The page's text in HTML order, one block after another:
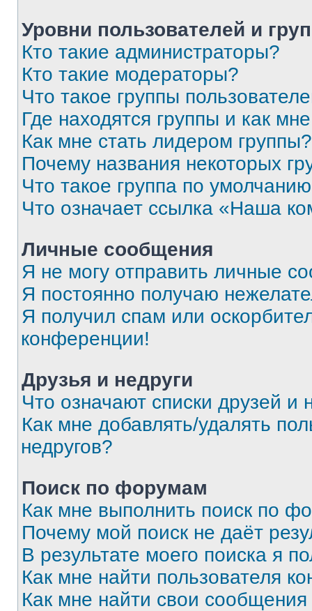
Уровни пользователей и
Кто такие администраторы?
Кто такие модераторы?
Что такое группы
Где находятся группы и как
Как мне стать лидером группы?
Почему названия некоторых
Что такое группа по
Что означает ссылка «Наша
Личные сообщения
Я не могу отправить личные
Я постоянно получаю
Я получил спам или
конференции!
Друзья и недруги
Что означают списки друзей и
Как мне добавлять/удалять
недругов?
Поиск по форумам
Как мне выполнить поиск по
Почему мой поиск не даёт
В результате моего поиска я
Как мне найти пользователя
Как мне найти свои